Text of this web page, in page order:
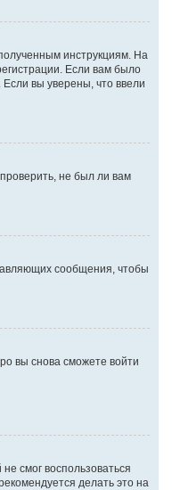
инструкциям. На
Если вам было
вы уверены, что ввели
не был ли вам
сообщения, чтобы
вы снова сможете войти
смог воспользоваться
делать это на